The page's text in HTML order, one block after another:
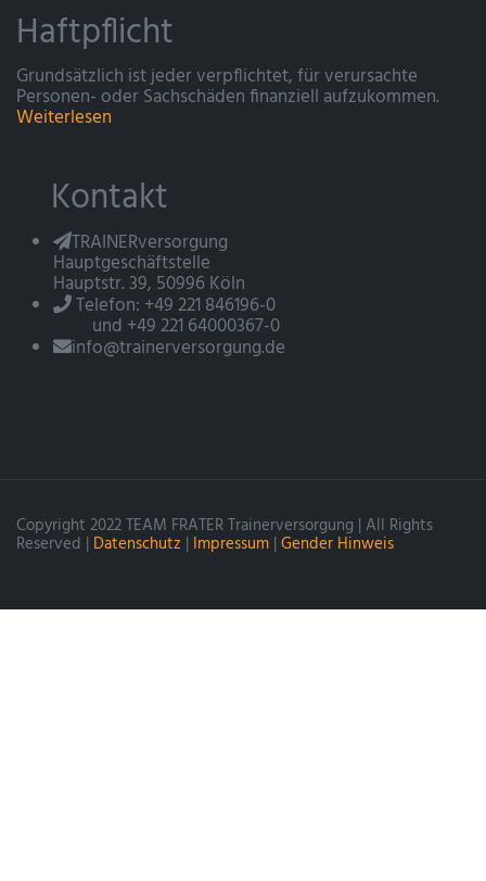
Haftpflicht
Grundsätzlich ist jeder verpflichtet, für verursachte
Personen- oder Sachschäden finanziell aufzukommen.
Weiterlesen
Kontakt
TRAINERversorgung
Hauptgeschäftstelle
Hauptstr. 39, 50996 Köln
Telefon: +49 221 846196-0
und +49 221 64000367-0
info@trainerversorgung.de
Copyright 2022 TEAM FRATER Trainerversorgung | All Rights
Reserved | Datenschutz | Impressum | Gender Hinweis